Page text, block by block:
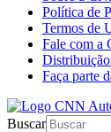
Política de
Termos de
Fale com a
Faça parte
Buscar